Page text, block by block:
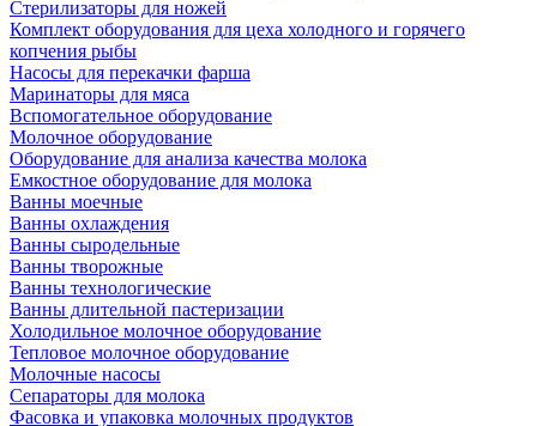
Стерилизаторы для ножей
Комплект оборудования для цеха холодного и горячего
копчения рыбы
Насосы для перекачки фарша
Маринаторы для мяса
Вспомогательное оборудование
Молочное оборудование
Оборудование для анализа качества молока
Емкостное оборудование для молока
Ванны моечные
Ванны охлаждения
Ванны сыродельные
Ванны творожные
Ванны технологические
Ванны длительной пастеризации
Холодильное молочное оборудование
Тепловое молочное оборудование
Молочные насосы
Сепараторы для молока
Фасовка и упаковка молочных продуктов